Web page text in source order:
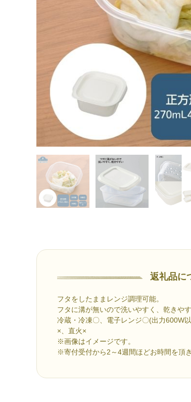
返礼品に
フタをしたままレンジ調理可能。
フタに溝が無いので洗いやすく、乾きや
冷蔵・冷凍〇、電子レンジ〇(出力600W
×、直火×
※画像はイメージです。
※寄付受付から2～4週間ほどお時間を頂き